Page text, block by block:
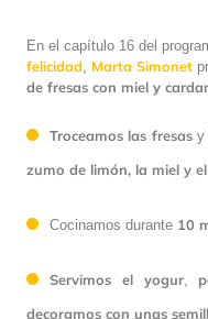
En el capítulo 16 del
felicidad, Marta Simonet
de fresas con miel y
Troceamos las fresasy
zumo de limón, la miel y
Cocinamos durante 10
Servimos el yogur,
decoramos con unas